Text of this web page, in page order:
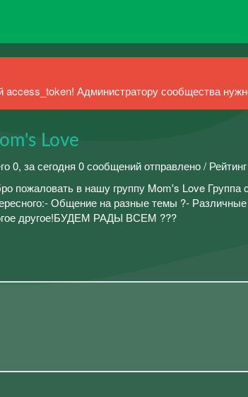
Администратору сообщества
Love
0, за сегодня 0 сообщений отправлено /
пожаловать в нашу группу Mom's Love Группа
Общение на разные темы ?-
другое!БУДЕМ РАДЫ ВСЕМ ???